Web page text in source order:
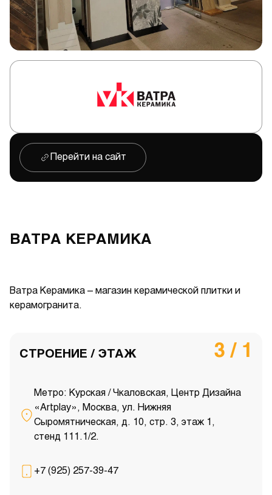
Перейти на сайт
ВАТРА КЕРАМИКА
Ватра Керамика – магазин керамической плитки и
керамогранита.
СТРОЕНИЕ / ЭТАЖ 3 / 1
Метро: Курская / Чкаловская, Центр Дизайна
«Artplay», Москва, ул. Нижняя
Сыромятническая, д. 10, стр. 3, этаж 1,
стенд 111.1/2.
+7 (925) 257-39-47